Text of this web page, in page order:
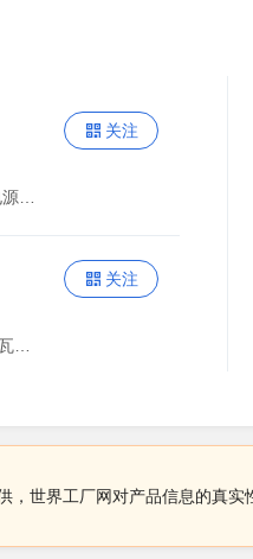
关注
关注
世界工厂网对产品信息的真实